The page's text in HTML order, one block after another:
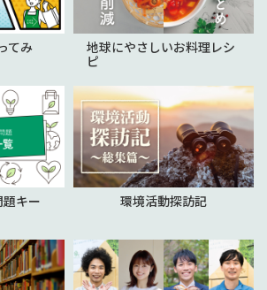
てみ
地球にやさしいお料理レシ
ピ
キー
環境活動探訪記